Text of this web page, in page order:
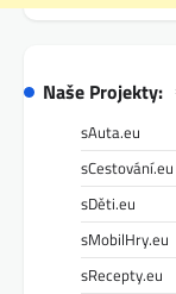
Naše Projekty:
sAuta.eu
sCestování.eu
sDěti.eu
sMobilHry.eu
sRecepty.eu